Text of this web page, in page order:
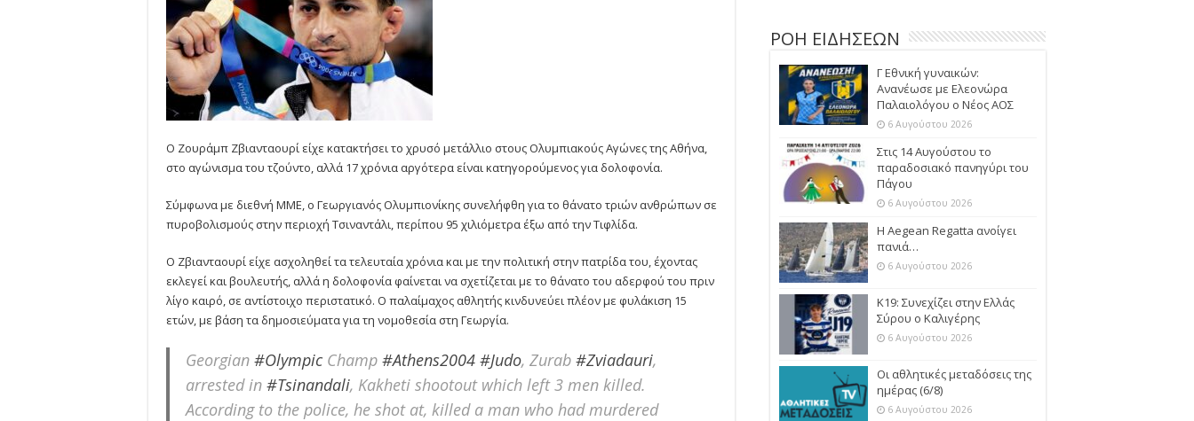
Ο Ζουράμπ Ζβιανταουρί είχε κατακτήσει το χρυσό μετάλλιο στους Ολυμπιακούς Αγώνες της Αθήνα,
στο αγώνισμα του τζούντο, αλλά 17 χρόνια αργότερα είναι κατηγορούμενος για δολοφονία.
Σύμφωνα με διεθνή ΜΜΕ, ο Γεωργιανός Ολυμπιονίκης συνελήφθη για το θάνατο τριών ανθρώπων σε
πυροβολισμούς στην περιοχή Τσιναντάλι, περίπου 95 χιλιόμετρα έξω από την Τιφλίδα.
Ο Ζβιανταουρί είχε ασχοληθεί τα τελευταία χρόνια και με την πολιτική στην πατρίδα του, έχοντας
εκλεγεί και βουλευτής, αλλά η δολοφονία φαίνεται να σχετίζεται με το θάνατο του αδερφού του πριν
λίγο καιρό, σε αντίστοιχο περιστατικό. Ο παλαίμαχος αθλητής κινδυνεύει πλέον με φυλάκιση 15
ετών, με βάση τα δημοσιεύματα για τη νομοθεσία στη Γεωργία.
Georgian #Olympic Champ #Athens2004 #Judo, Zurab #Zviadauri,
arrested in #Tsinandali, Kakheti shootout which left 3 men killed.
According to the police, he shot at, killed a man who had murdered
ΡΟΗ ΕΙΔΗΣΕΩΝ
Γ Εθνική γυναικών:
Ανανέωσε με Ελεονώρα
Παλαιολόγου ο Νέος ΑΟΣ
6 Αυγούστου 2026
Στις 14 Αυγούστου το
παραδοσιακό πανηγύρι του
Πάγου
6 Αυγούστου 2026
Η Aegean Regatta ανοίγει
πανιά…
6 Αυγούστου 2026
Κ19: Συνεχίζει στην Ελλάς
Σύρου ο Καλιγέρης
6 Αυγούστου 2026
Οι αθλητικές μεταδόσεις της
ημέρας (6/8)
6 Αυγούστου 2026